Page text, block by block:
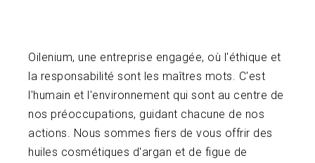
Oilenium, une entreprise engagée, où l'éthique et
la responsabilité sont les maîtres mots. C'est
l'humain et l'environnement qui sont au centre de
nos préoccupations, guidant chacune de nos
actions. Nous sommes fiers de vous offrir des
huiles cosmétiques d'argan et de figue de